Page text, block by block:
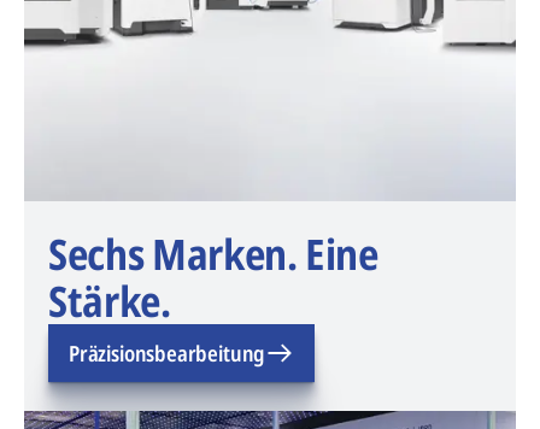
Sechs Marken. Eine
Stärke.
Präzisionsbearbeitung